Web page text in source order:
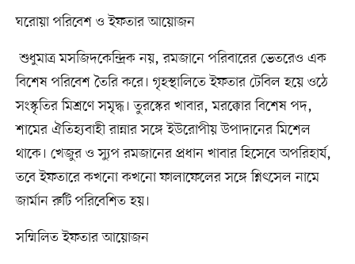
ঘরোয়া পরিবেশ ও ইফতার আয়োজন
শুধুমাত্র মসজিদকেন্দ্রিক নয়, রমজানে পরিবারের ভেতরেও এক
বিশেষ পরিবেশ তৈরি করে। গৃহস্থালিতে ইফতার টেবিল হয়ে ওঠে
সংস্কৃতির মিশ্রণে সমৃদ্ধ। তুরস্কের খাবার, মরক্কোর বিশেষ পদ,
শামের ঐতিহ্যবাহী রান্নার সঙ্গে ইউরোপীয় উপাদানের মিশেল
থাকে। খেজুর ও স্যুপ রমজানের প্রধান খাবার হিসেবে অপরিহার্য,
তবে ইফতারে কখনো কখনো ফালাফেলের সঙ্গে শ্নিৎসেল নামে
জার্মান রুটি পরিবেশিত হয়।
সম্মিলিত ইফতার আয়োজন